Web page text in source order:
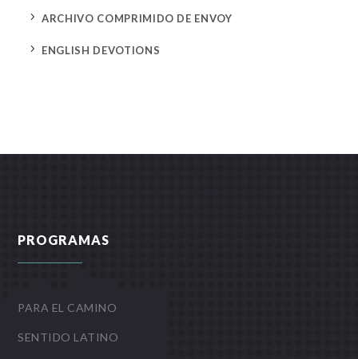
5 ARCHIVO COMPRIMIDO DE ENVOY
5 ENGLISH DEVOTIONS
PROGRAMAS
PARA EL CAMINO
SENTIDO LATINO